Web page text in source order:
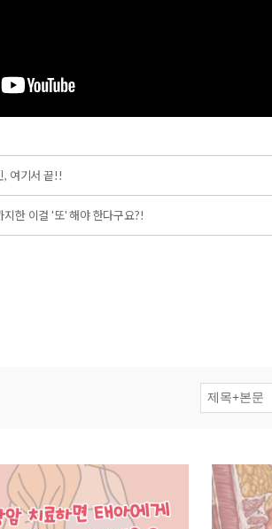
, 여기서 끝!!
지한 이걸 '또' 해야 한다구요?!